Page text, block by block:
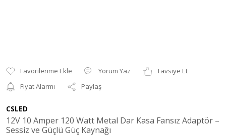
Yorum Yaz
Tavsiye Et
Fiyat Alarmı
Paylaş
CSLED
12V 10 Amper 120 Watt Metal Dar Kasa Fansız Adaptör –
Sessiz ve Güçlü Güç Kaynağı